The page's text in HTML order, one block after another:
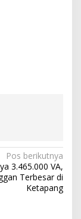
Pos berikutnya
3.465.000 VA,
Terbesar di
Ketapang